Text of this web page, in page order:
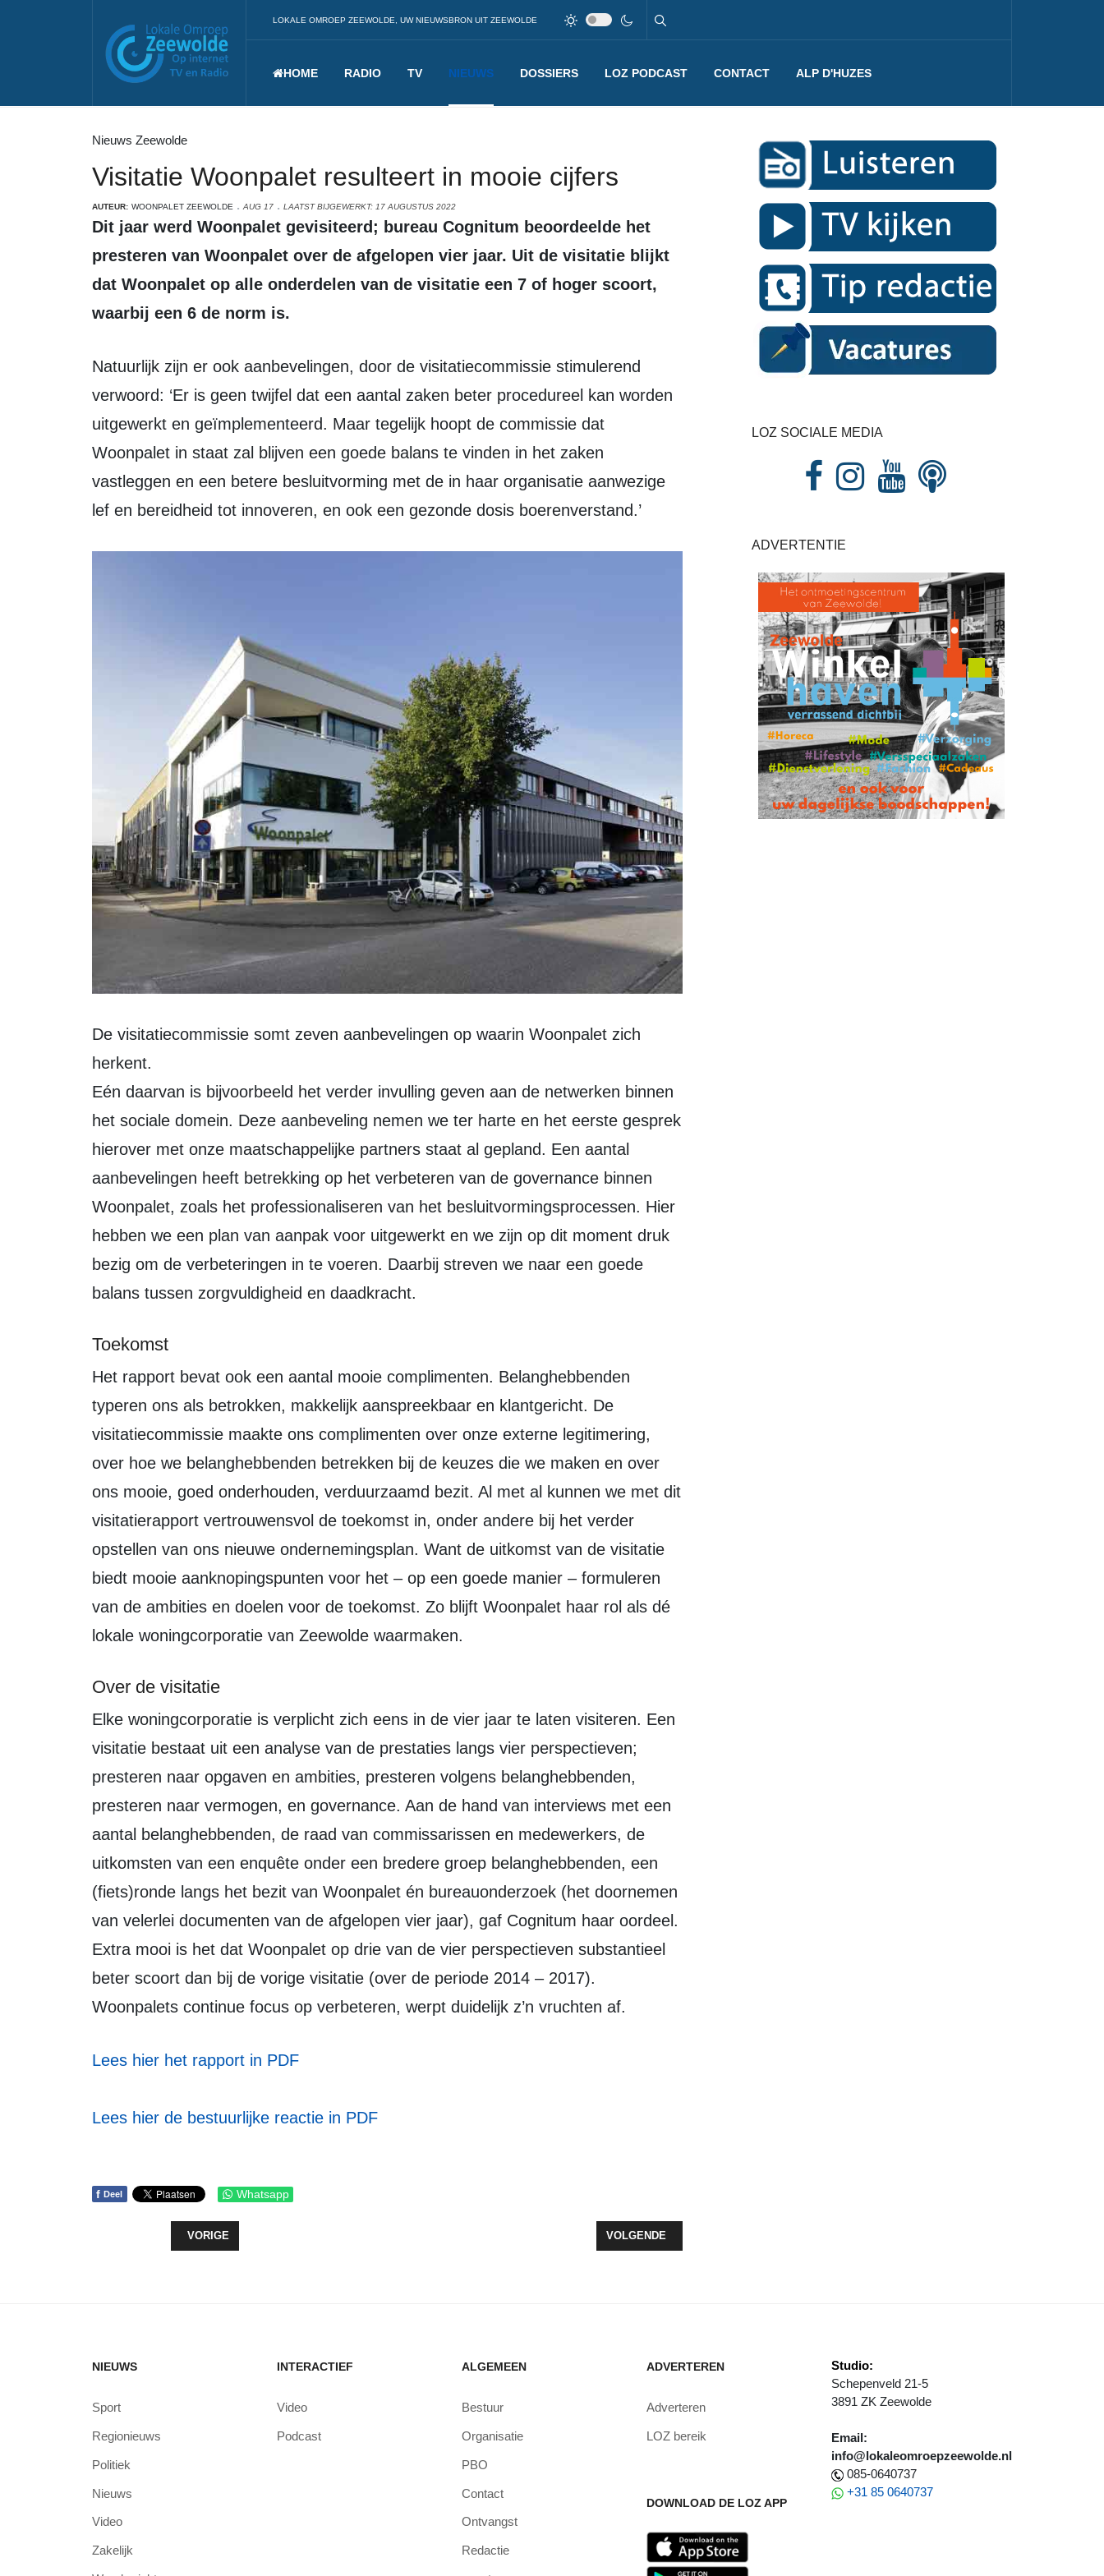
LOKALE OMROEP ZEEWOLDE, UW NIEUWSBRON UIT ZEEWOLDE
HOME RADIO TV NIEUWS DOSSIERS LOZ PODCAST CONTACT ALP D'HUZES
Nieuws Zeewolde
Visitatie Woonpalet resulteert in mooie cijfers
AUTEUR: WOONPALET ZEEWOLDE AUG 17 LAATST BIJGEWERKT: 17 AUGUSTUS 2022
Dit jaar werd Woonpalet gevisiteerd; bureau Cognitum beoordeelde het
presteren van Woonpalet over de afgelopen vier jaar. Uit de visitatie blijkt
dat Woonpalet op alle onderdelen van de visitatie een 7 of hoger scoort,
waarbij een 6 de norm is.
Natuurlijk zijn er ook aanbevelingen, door de visitatiecommissie stimulerend
verwoord: ‘Er is geen twijfel dat een aantal zaken beter procedureel kan worden
uitgewerkt en geïmplementeerd. Maar tegelijk hoopt de commissie dat
Woonpalet in staat zal blijven een goede balans te vinden in het zaken
vastleggen en een betere besluitvorming met de in haar organisatie aanwezige
lef en bereidheid tot innoveren, en ook een gezonde dosis boerenverstand.’
De visitatiecommissie somt zeven aanbevelingen op waarin Woonpalet zich
herkent.
Eén daarvan is bijvoorbeeld het verder invulling geven aan de netwerken binnen
het sociale domein. Deze aanbeveling nemen we ter harte en het eerste gesprek
hierover met onze maatschappelijke partners staat al gepland. Een aantal
aanbevelingen heeft betrekking op het verbeteren van de governance binnen
Woonpalet, zoals het professionaliseren van het besluitvormingsprocessen. Hier
hebben we een plan van aanpak voor uitgewerkt en we zijn op dit moment druk
bezig om de verbeteringen in te voeren. Daarbij streven we naar een goede
balans tussen zorgvuldigheid en daadkracht.
Toekomst
Het rapport bevat ook een aantal mooie complimenten. Belanghebbenden
typeren ons als betrokken, makkelijk aanspreekbaar en klantgericht. De
visitatiecommissie maakte ons complimenten over onze externe legitimering,
over hoe we belanghebbenden betrekken bij de keuzes die we maken en over
ons mooie, goed onderhouden, verduurzaamd bezit. Al met al kunnen we met dit
visitatierapport vertrouwensvol de toekomst in, onder andere bij het verder
opstellen van ons nieuwe ondernemingsplan. Want de uitkomst van de visitatie
biedt mooie aanknopingspunten voor het – op een goede manier – formuleren
van de ambities en doelen voor de toekomst. Zo blijft Woonpalet haar rol als dé
lokale woningcorporatie van Zeewolde waarmaken.
Over de visitatie
Elke woningcorporatie is verplicht zich eens in de vier jaar te laten visiteren. Een
visitatie bestaat uit een analyse van de prestaties langs vier perspectieven;
presteren naar opgaven en ambities, presteren volgens belanghebbenden,
presteren naar vermogen, en governance. Aan de hand van interviews met een
aantal belanghebbenden, de raad van commissarissen en medewerkers, de
uitkomsten van een enquête onder een bredere groep belanghebbenden, een
(fiets)ronde langs het bezit van Woonpalet én bureauonderzoek (het doornemen
van velerlei documenten van de afgelopen vier jaar), gaf Cognitum haar oordeel.
Extra mooi is het dat Woonpalet op drie van de vier perspectieven substantieel
beter scoort dan bij de vorige visitatie (over de periode 2014 – 2017).
Woonpalets continue focus op verbeteren, werpt duidelijk z’n vruchten af.
Lees hier het rapport in PDF
Lees hier de bestuurlijke reactie in PDF
f Deel Whatsapp
VORIG ARTIKEL: IN SLAAP GEVALLEN BESTUURDER VEROORZAAKT AANRIJDING
VORIGE VOLGENDE ARTIKEL: DRIELUIK BOERENLEVEN: MELKVEEHOUDER CARLA DEKKER
VOLGENDE
LOZ SOCIALE MEDIA
ADVERTENTIE
NIEUWS
Sport
Regionieuws
Politiek
Nieuws
Video
Zakelijk
INTERACTIEF
Video
Podcast
ALGEMEEN
Bestuur
Organisatie
PBO
Contact
Ontvangst
Redactie
ADVERTEREN
Adverteren
LOZ bereik
DOWNLOAD DE LOZ APP
Studio:
Schepenveld 21-5
3891 ZK Zeewolde
Email:
info@lokaleomroepzeewolde.nl
085-0640737
+31 85 0640737